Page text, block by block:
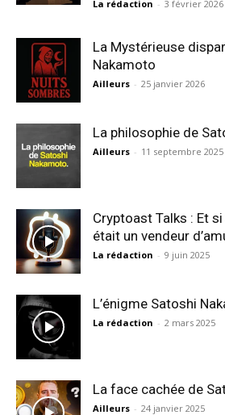
La rédaction - 3 février 2026
La Mystérieuse
Nakamoto
Ailleurs - 25 janvier 2026
La philosophie de
Ailleurs - 11 septembre 2025
Cryptoast Talks : Et
était un vendeur
La rédaction - 9 juin 2025
L’énigme Satoshi
La rédaction - 2 mars 2025
La face cachée de
Ailleurs - 24 janvier 2025